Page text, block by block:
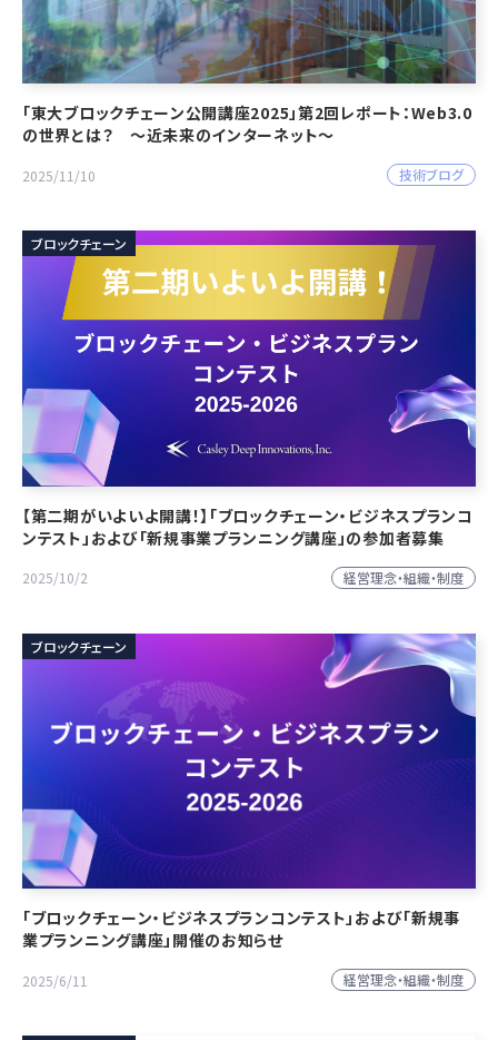
「東大ブロックチェーン公開講座2025」第2回レポート：Web3.0
の世界とは？ ～近未来のインターネット～
2025/11/10 技術ブログ
ブロックチェーン
【第二期がいよいよ開講！】「ブロックチェーン・ビジネスプランコ
ンテスト」および「新規事業プランニング講座」の参加者募集
2025/10/2 経営理念・組織・制度
ブロックチェーン
「ブロックチェーン・ビジネスプランコンテスト」および「新規事
業プランニング講座」開催のお知らせ
2025/6/11 経営理念・組織・制度